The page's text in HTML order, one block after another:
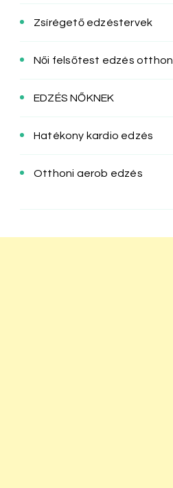
Zsírégető edzéstervek
Női felsőtest edzés otthon
EDZÉS NŐKNEK
Hatékony kardio edzés
Otthoni aerob edzés